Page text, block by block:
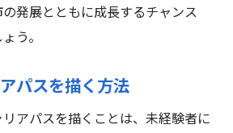
でもすぐに活かせるスキル
頼を築く鉄筋工の役割
鉄筋工の将来性を探る
発展とともに成長するチャンス
う。
パスを描く方法
アパスを描くことは、未経験者に